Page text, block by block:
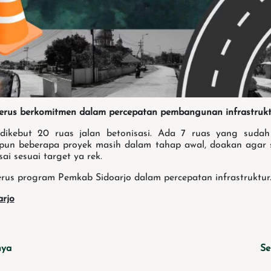
berkomitmen dalam percepatan pembangunan
20 ruas jalan betonisasi. Ada 7 ruas yang sudah
beberapa proyek masih dalam tahap awal, doakan agar
sesuai target ya rek.
program Pemkab Sidoarjo dalam percepatan infrastruktur.